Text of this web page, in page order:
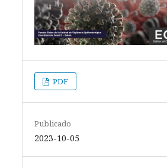
PDF
Publicado
2023-10-05